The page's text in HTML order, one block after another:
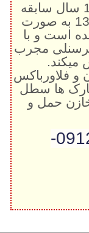
شرکت تولیدی صنعتی زرین کار صفاهان با بیش از 10 سال سابقه
فعالیت در زمینه تولید قطعات فایبرگلاس در سال 1384 به صورت
ثبت رسیده است و با
مجرب
میکند.
و فلاورباکس
ها سطل
حمل و
تماس: 09131019466- 09128151307-